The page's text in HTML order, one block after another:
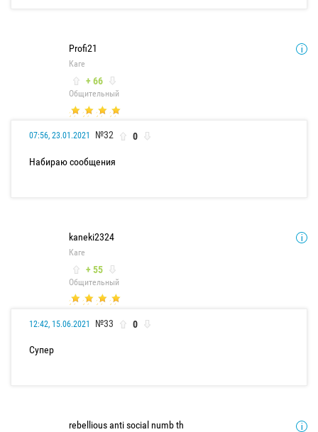
Profi21
Каге
+ 66
Общительный
07:56, 23.01.2021 №32 0
Набираю сообщения
kaneki2324
Каге
+ 55
Общительный
12:42, 15.06.2021 №33 0
Супер
rebellious anti social numb th